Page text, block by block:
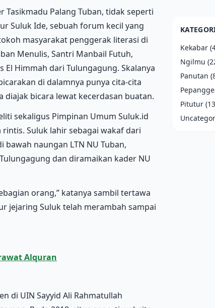
Tasikmadu Palang Tuban, tidak seperti
Suluk Ide, sebuah forum kecil yang
masyarakat penggerak literasi di
Menulis, Santri Manbail Futuh,
El Himmah dari Tulungagung. Skalanya
di dalamnya punya cita-cita
bicara lewat kecerdasan buatan.
sekaligus Pimpinan Umum Suluk.id
Suluk lahir sebagai wakaf dari
bawah naungan LTN NU Tuban,
dan diramaikan kader NU
orang,” katanya sambil tertawa
jejaring Suluk telah merambah sampai
Alquran
di UIN Sayyid Ali Rahmatullah
Kekabar
Ngilmu
Panutan
Pitutur